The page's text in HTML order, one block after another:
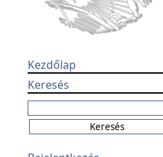
Kezdőlap
Keresés